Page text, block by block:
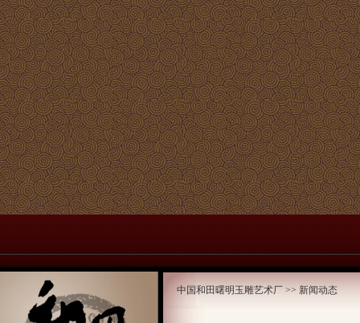
中国和田曙明玉雕艺术厂 >> 新闻动态